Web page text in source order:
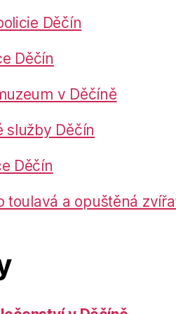
Děčín
Děčín
v Děčíně
služby Děčín
Děčín
toulavá a opuštěná